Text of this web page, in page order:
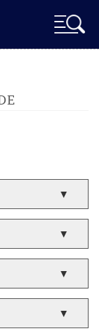
▼
▼
▼
▼